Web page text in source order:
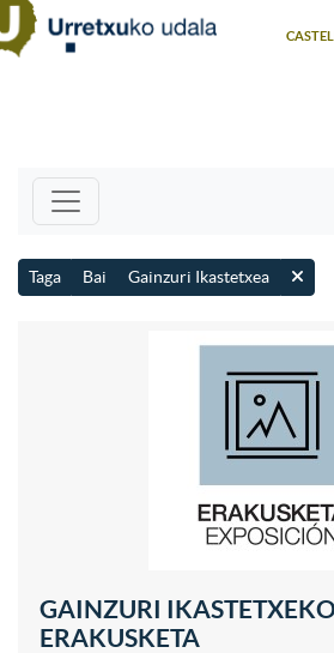
Taga Bai Gainzuri Ikastetxea
GAINZURI
ERAKUSKETA